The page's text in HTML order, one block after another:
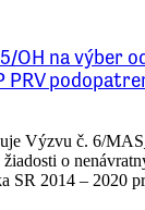
OH na výber
PRV
Výzvu č. 6/
o
SR 2014 – 2020